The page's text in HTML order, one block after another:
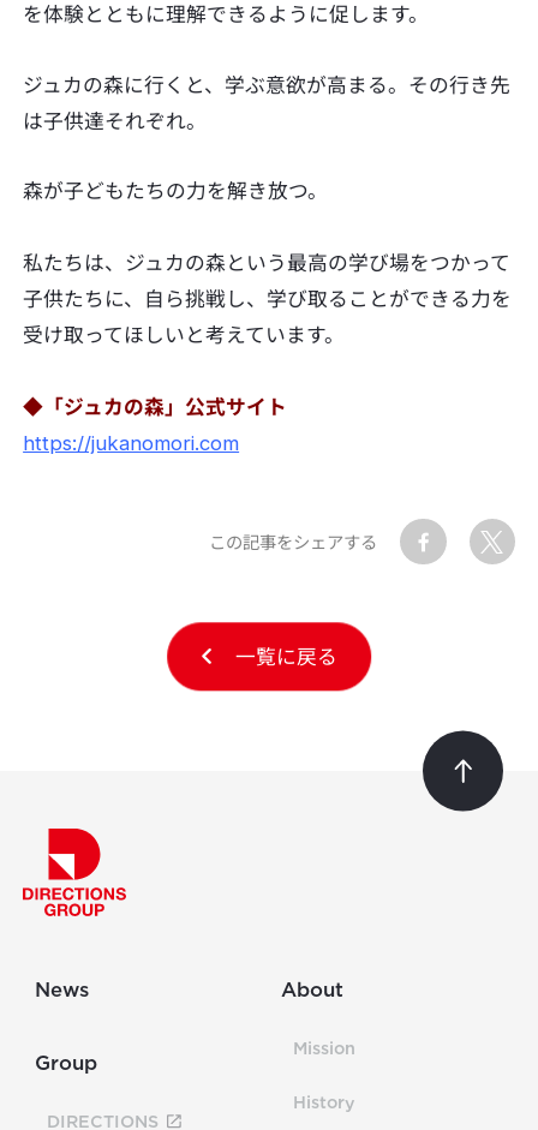
を体験とともに理解できるように促します。
ジュカの森に行くと、学ぶ意欲が高まる。その行き先
は子供達それぞれ。
森が子どもたちの力を解き放つ。
私たちは、ジュカの森という最高の学び場をつかって
子供たちに、自ら挑戦し、学び取ることができる力を
受け取ってほしいと考えています。
◆「ジュカの森」公式サイト
https://jukanomori.com
この記事をシェアする
一覧に戻る
News
Group
DIRECTIONS
About
Mission
History